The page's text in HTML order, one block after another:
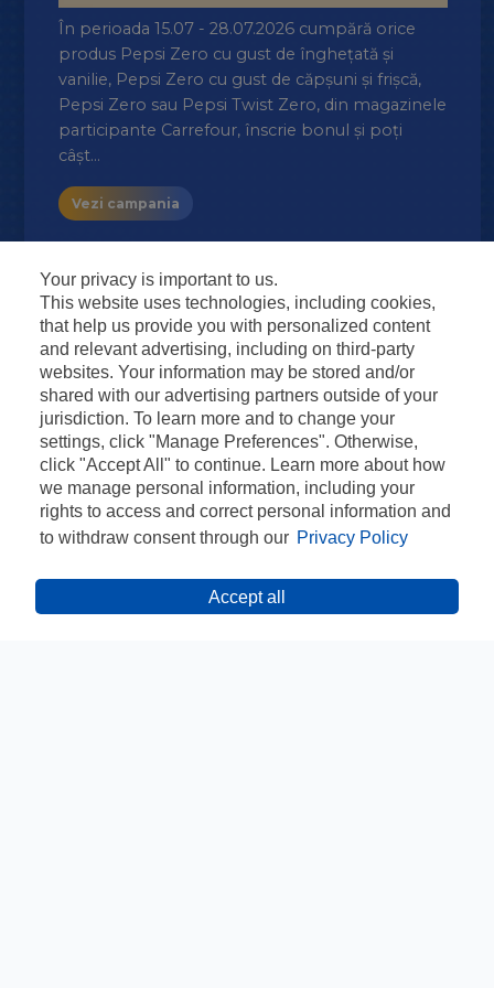
Your privacy is important to us.
This website uses technologies, including cookies,
that help us provide you with personalized content
and relevant advertising, including on third-party
websites. Your information may be stored and/or
shared with our advertising partners outside of your
jurisdiction. To learn more and to change your
settings, click "Manage Preferences". Otherwise,
click "Accept All" to continue. Learn more about how
we manage personal information, including your
rights to access and correct personal information and
to withdraw consent through our Privacy Policy
Accept all
În perioada 15.07 - 28.07.2026 cumpără orice
produs Pepsi Zero cu gust de înghețată și
vanilie, Pepsi Zero cu gust de căpșuni și frișcă,
Pepsi Zero sau Pepsi Twist Zero, din magazinele
participante Carrefour, înscrie bonul și poți
câșt…
Vezi campania